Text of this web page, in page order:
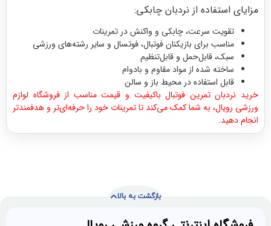
از نردبان چابکی:
سرعت، چابکی و واکنش در تمرینات
برای بازیکنان فوتبال، فوتسال و سایر رشته‌های ورزشی
قابل‌حمل و قابل‌تنظیم
شده از مواد مقاوم و بادوام
استفاده در محیط باز و سالن
تمرین فوتبال باکیفیت و قیمت مناسب از فروشگاه لوازم
به شما کمک می‌کند تا تمرینات خود را حرفه‌ای‌تر و هدفمندتر